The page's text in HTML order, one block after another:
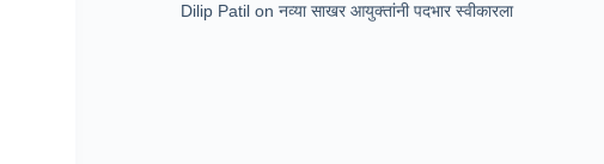
Dilip Patil onनव्या साखर आयुक्तांनी पदभार स्वीकारला